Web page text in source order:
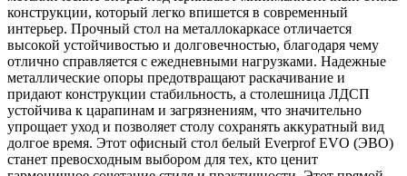
конструкции, который легко впишется в современный
интерьер. Прочный стол на металлокаркасе отличается
высокой устойчивостью и долговечностью, благодаря чему
отлично справляется с ежедневными нагрузками. Надежные
металлические опоры предотвращают раскачивание и
придают конструкции стабильность, а столешница ЛДСП
устойчива к царапинам и загрязнениям, что значительно
упрощает уход и позволяет столу сохранять аккуратный вид
долгое время. Этот офисный стол белый Everprof EVO (ЭВО)
станет превосходным выбором для тех, кто ценит